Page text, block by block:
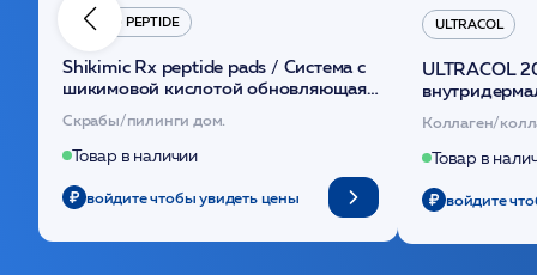
HYDRO PEPTIDE
Shikimic Rx peptide pads / Cистема с
шикимовой кислотой обновляющая
(30шт) /HP
Скрабы/пилинги дом.
Товар в наличии
войдите чтобы увидеть цены
ULTRACOL
ULTRACOL
основе
Коллаген/
Товар в
войдите